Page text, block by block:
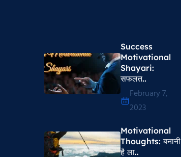
Success
Motivational
Shayari​:
सफलत..
February 7,
2023
Motivational
Thoughts​: बनानी
है ला..